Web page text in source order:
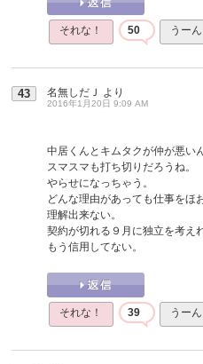
それな！ 50 うーん
43 名無しだＪ より
2016年1月20日 9:09 AM
中居くんとキムタクが仲が悪い
スマスマも打ち切りだろうね。
やらせになっちゃう。
どんな理由があっても仕事をほ
理解出来ない。
契約が切れる９月に独立を考え
もう信用してない。
それな！ 39 うーん